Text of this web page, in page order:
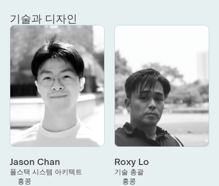
기술과 디자인
Jason Chan
풀스택 시스템 아키텍트
홍콩
Roxy Lo
기술 총괄
홍콩